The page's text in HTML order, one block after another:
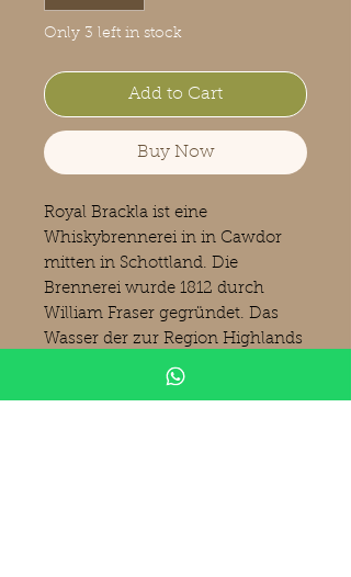
Only 3 left in stock
Add to Cart
Buy Now
Royal Brackla ist eine
Whiskybrennerei in in Cawdor
mitten in Schottland. Die
Brennerei wurde 1812 durch
William Fraser gegründet. Das
Wasser der zur Region Highlands
gehörenden Destillerie kommt
aus dem Cowdor Burn. Die